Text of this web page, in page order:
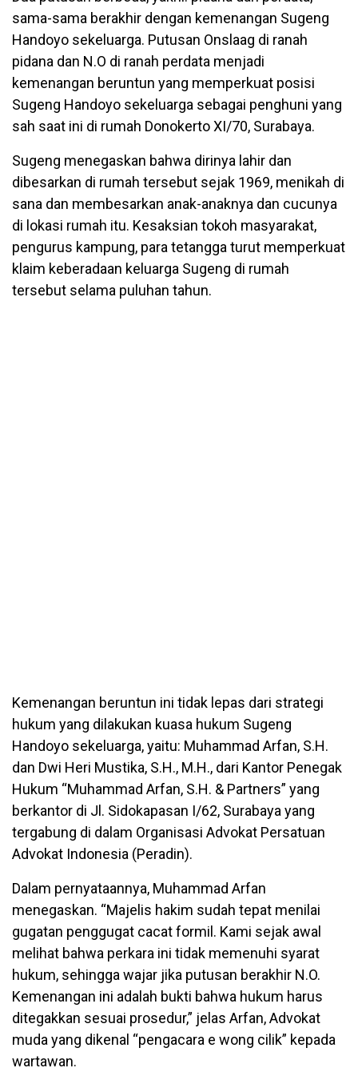
sama-sama berakhir dengan kemenangan Sugeng
Handoyo sekeluarga. Putusan Onslaag di ranah
pidana dan N.O di ranah perdata menjadi
kemenangan beruntun yang memperkuat posisi
Sugeng Handoyo sekeluarga sebagai penghuni yang
sah saat ini di rumah Donokerto XI/70, Surabaya.
Sugeng menegaskan bahwa dirinya lahir dan
dibesarkan di rumah tersebut sejak 1969, menikah di
sana dan membesarkan anak-anaknya dan cucunya
di lokasi rumah itu. Kesaksian tokoh masyarakat,
pengurus kampung, para tetangga turut memperkuat
klaim keberadaan keluarga Sugeng di rumah
tersebut selama puluhan tahun.
Kemenangan beruntun ini tidak lepas dari strategi
hukum yang dilakukan kuasa hukum Sugeng
Handoyo sekeluarga, yaitu: Muhammad Arfan, S.H.
dan Dwi Heri Mustika, S.H., M.H., dari Kantor Penegak
Hukum “Muhammad Arfan, S.H. & Partners” yang
berkantor di Jl. Sidokapasan I/62, Surabaya yang
tergabung di dalam Organisasi Advokat Persatuan
Advokat Indonesia (Peradin).
Dalam pernyataannya, Muhammad Arfan
menegaskan. “Majelis hakim sudah tepat menilai
gugatan penggugat cacat formil. Kami sejak awal
melihat bahwa perkara ini tidak memenuhi syarat
hukum, sehingga wajar jika putusan berakhir N.O.
Kemenangan ini adalah bukti bahwa hukum harus
ditegakkan sesuai prosedur,” jelas Arfan, Advokat
muda yang dikenal “pengacara e wong cilik” kepada
wartawan.